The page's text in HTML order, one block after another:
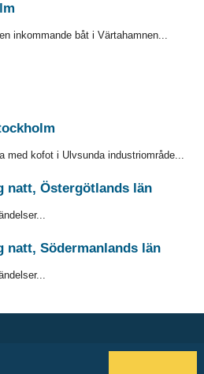
inkommande båt i Värtahamnen...
kofot i Ulvsunda industriområde...
natt, Östergötlands län
natt, Södermanlands län